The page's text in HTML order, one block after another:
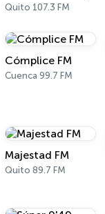
Quito 107.3 FM
Cómplice FM
Cuenca 99.7 FM
Majestad FM
Quito 89.7 FM